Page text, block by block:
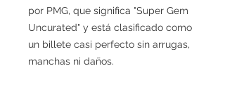
por PMG, que significa "Super Gem
Uncurated" y está clasificado como
un billete casi perfecto sin arrugas,
manchas ni daños.